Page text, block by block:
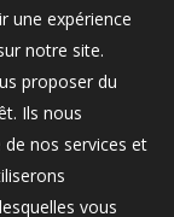
une expérience
notre site.
proposer du
Ils nous
nos services et
vous